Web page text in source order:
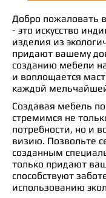
Добро пожаловать
- это искусство
изделия из
придают вашему
созданию мебели
и воплощается
каждой
Создавая мебель
стремимся не
потребности, но и
визию. Позвольте
созданным
только придают
способствуют
использованию